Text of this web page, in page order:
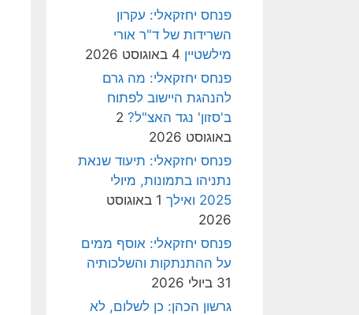
פנחס יחזקאלי: עקרון
השרידות של ד"ר אורי
מילשטיין 4 באוגוסט 2026
פנחס יחזקאלי: מה גרם
להנהגת היישוב לפתוח
ב'סזון' נגד האצ"ל? 2
באוגוסט 2026
פנחס יחזקאלי: תיעוד שנאת
נתניהו בתמונות, מיולי
2025 ואילך
1 באוגוסט
2026
פנחס יחזקאלי: אוסף ממים
על ההתנתקות והשלכותיה
31 ביולי 2026
גרשון הכהן: כן לשלום, לא